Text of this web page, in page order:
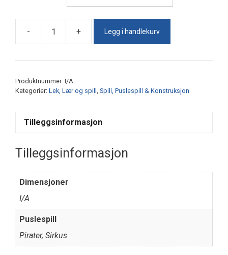
-
Chunky
antall
+ Legg i handlekurv
Produktnummer: I/A
Kategorier: Lek, Lær og spill , Spill, Puslespill & Konstruksjon
Tilleggsinformasjon
Tilleggsinformasjon
Dimensjoner
I/A
Puslespill
Pirater, Sirkus